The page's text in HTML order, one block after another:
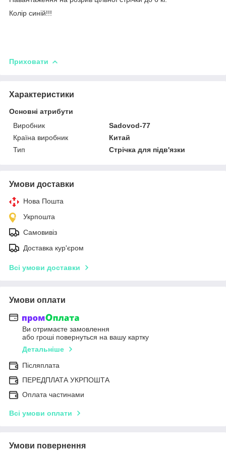
Колір синій!!!
Приховати
Характеристики
Основні атрибути
Виробник
Sadovod-77
Країна виробник
Китай
Тип
Стрічка для підв'язки
Умови доставки
Нова Пошта
Укрпошта
Самовивіз
Доставка кур'єром
Всі умови доставки
Умови оплати
Ви отримаєте замовлення
або гроші повернуться на вашу картку
Детальніше
Післяплата
ПЕРЕДПЛАТА УКРПОШТА
Оплата частинами
Всі умови оплати
Умови повернення